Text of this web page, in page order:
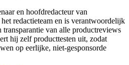
en hoofdredacteur van
redactieteam en is verantwoordelijk
van alle productreviews
hij zelf producttesten uit, zodat
op eerlijke, niet-gesponsorde